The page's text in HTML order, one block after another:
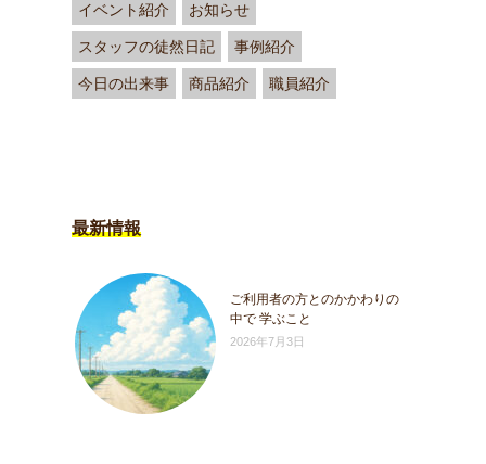
イベント紹介 お知らせ
スタッフの徒然日記 事例紹介
今日の出来事 商品紹介 職員紹介
最新情報
ご利用者の方とのかかわりの
中で 学ぶこと
2026年7月3日